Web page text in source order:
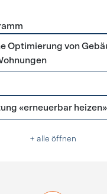
Beratung
Optimierung von
«erneuerbar heizen»
+ alle öffnen